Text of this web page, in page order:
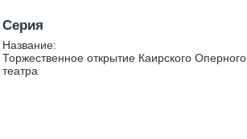
Серия
Название:
Торжественное открытие Каирского Оперного
театра